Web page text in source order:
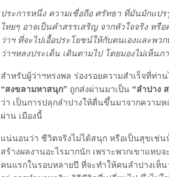
ประการหนึ่ง ความเชื่อถือ ศรัทธา ที่มันมักแป
ไทยๆ อาจเป็นคำสรรเสริญ จากหัวใจจริง ห
ว่าฯ ที่จะไปเอื้อประโยชน์ให้กับตนเองและพว
ว่าฯหลงประเด็น เดินตามไป โดยมองไม่เห็น
สำหรับผู้ว่าฯทรงพล ร่องรอยความสำเร็จที่ท่า
“สงขลามหาสนุก” ถูกส่งผ่านมาเป็น “ลำปาง
ว่า เป็นการปลุกลำปางให้ตื่นขึ้นมาจากความห
ผ่าน เมืองนี้
แน่นอนว่า ชีวิตจริงไม่ได้สนุก หรือเป็นสุขเช่
สร้างผลงานอะไรมากนัก เพราะพวกเขาแทบ
คนแรกในรอบหลายปี ที่จะทำให้คนลำปางเห็